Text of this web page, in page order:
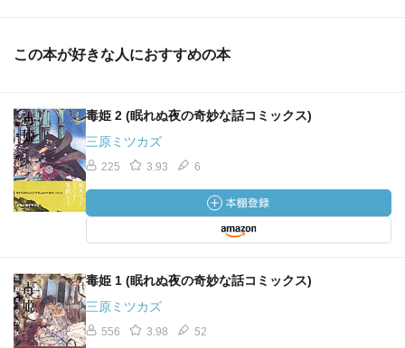
この本が好きな人におすすめの本
毒姫 2 (眠れぬ夜の奇妙な話コミックス)
三原ミツカズ
225 3.93 6
毒姫 1 (眠れぬ夜の奇妙な話コミックス)
三原ミツカズ
556 3.98 52